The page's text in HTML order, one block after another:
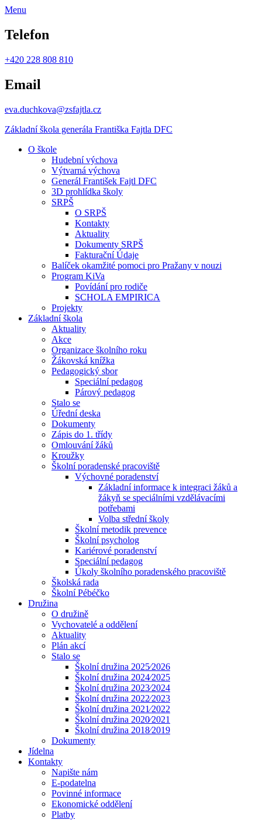
Menu
Telefon
+420 228 808 810
Email
eva.duchkova@zsfajtla.cz
Základní škola generála Františka Fajtla DFC
O škole
Hudební výchova
Výtvarná výchova
Generál František Fajtl DFC
3D prohlídka školy
SRPŠ
O SRPŠ
Kontakty
Aktuality
Dokumenty SRPŠ
Fakturační Údaje
Balíček okamžité pomoci pro Pražany v nouzi
Program KiVa
Povídání pro rodiče
SCHOLA EMPIRICA
Projekty
Základní škola
Aktuality
Akce
Organizace školního roku
Žákovská knížka
Pedagogický sbor
Speciální pedagog
Párový pedagog
Stalo se
Úřední deska
Dokumenty
Zápis do 1. třídy
Omlouvání žáků
Kroužky
Školní poradenské pracoviště
Výchovné poradenství
Základní informace k integraci žáků a
žákyň se speciálními vzdělávacími
potřebami
Volba střední školy
Školní metodik prevence
Školní psycholog
Kariérové poradenství
Speciální pedagog
Úkoly školního poradenského pracoviště
Školská rada
Školní Pébéčko
Družina
O družině
Vychovatelé a oddělení
Aktuality
Plán akcí
Stalo se
Školní družina 2025⁄2026
Školní družina 2024⁄2025
Školní družina 2023⁄2024
Školní družina 2022⁄2023
Školní družina 2021⁄2022
Školní družina 2020⁄2021
Školní družina 2018⁄2019
Dokumenty
Jídelna
Kontakty
Napište nám
E-podatelna
Povinné informace
Ekonomické oddělení
Platby